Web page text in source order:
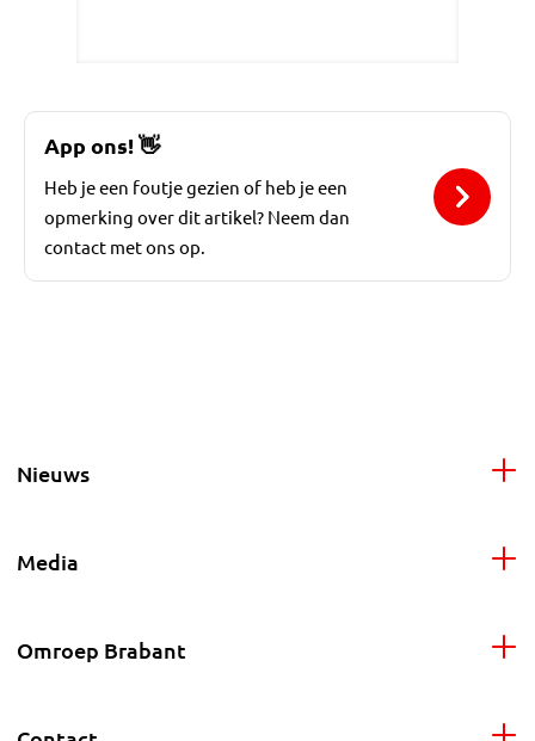
App ons!👋
Heb je een foutje gezien of heb je een
opmerking over dit artikel? Neem dan
contact met ons op.
Nieuws
Media
Omroep Brabant